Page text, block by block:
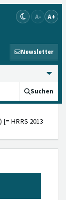
A- A+
Newsletter
Suchen
[= HRRS 2013